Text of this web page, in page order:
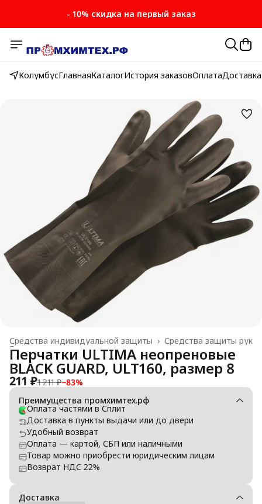
- 10% скидка на первый заказ
КолумбусГлавнаяКаталогИстория заказовОплатаДоставка
Средства защиты рук
Средства индивидуальной защиты ›
Главная
Перчатки ULTIMA неопреновые
BLACK GUARD, ULT160, размер 8
211 ₽1 211 ₽−83%
Преимущества промхимтех.рф
Оплата частями в Сплит
Доставка в пункты выдачи или до двери
Удобный возврат
Оплата — картой, СБП или наличными
Товар можно приобрести юридическим лицам
Возврат НДС 22%
Доставка